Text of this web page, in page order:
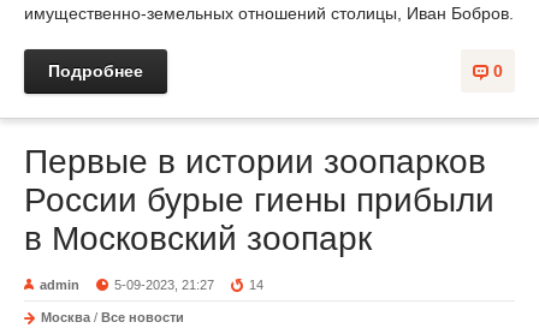
имущественно-земельных отношений столицы, Иван Бобров.
0
Подробнее
Первые в истории зоопарков
России бурые гиены прибыли
в Московский зоопарк
admin 5-09-2023, 21:27 14
Москва / Все новости